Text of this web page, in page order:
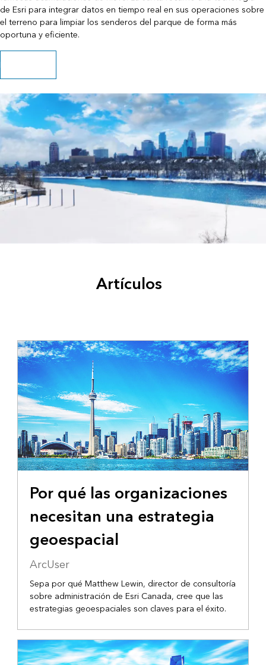
de Esri para integrar datos en tiempo real en sus operaciones sobre
el terreno para limpiar los senderos del parque de forma más
oportuna y eficiente.
Leer la historia
Artículos
Por qué las organizaciones
necesitan una estrategia
geoespacial
ArcUser
Sepa por qué Matthew Lewin, director de consultoría
sobre administración de Esri Canada, cree que las
estrategias geoespaciales son claves para el éxito.